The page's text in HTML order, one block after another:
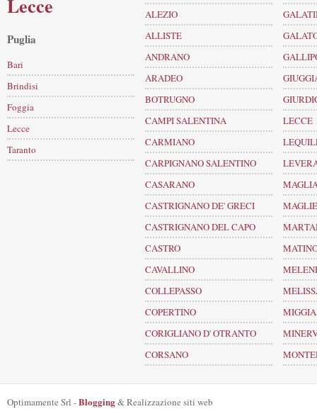
Lecce
Puglia
Bari
Brindisi
Foggia
Lecce
Taranto
ALEZIO
ALLISTE
ANDRANO
ARADEO
BOTRUGNO
CAMPI SALENTINA
CARMIANO
CARPIGNANO SALENTINO
CASARANO
CASTRIGNANO DE' GRECI
CASTRIGNANO DEL CAPO
CASTRO
CAVALLINO
COLLEPASSO
COPERTINO
CORIGLIANO D' OTRANTO
CORSANO
LECCE
MAGLIE
Optimamente Srl -Blogging& Realizzazione siti web